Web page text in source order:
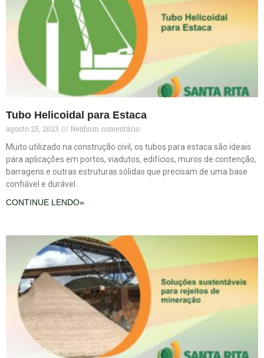
Tubo Helicoidal para Estaca
agosto 25, 2023
Nenhum comentário
Muito utilizado na construção civil, os tubos para estaca são ideais
para aplicações em portos, viadutos, edifícios, muros de contenção,
barragens e outras estruturas sólidas que precisam de uma base
confiável e durável.
CONTINUE LENDO»